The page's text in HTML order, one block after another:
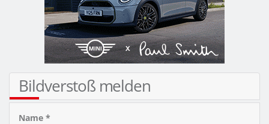
Bildverstoß melden
Name *